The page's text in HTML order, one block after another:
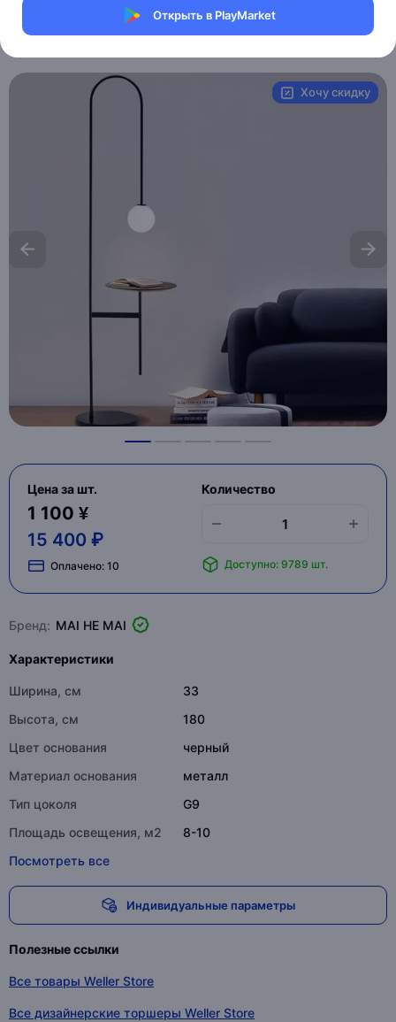
Открыть в PlayMarket
Магазин Weller Store
Хочу скидку
Цена за шт.
1 100 ¥
15 400 ₽
Оплачено: 10
Количество
Доступно: 9789 шт.
Бренд: MAI HE MAI
Характеристики
Ширина, см
33
Высота, см
180
Цвет основания
черный
Материал основания
металл
Тип цоколя
G9
Площадь освещения, м2
8-10
Посмотреть все
Индивидуальные параметры
Полезные ссылки
Все товары Weller Store
Все дизайнерские торшеры Weller Store